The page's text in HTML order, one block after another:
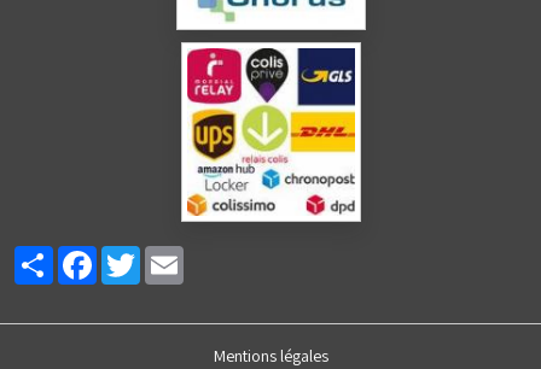
PartagerFacebookTwitter
Mentions légales